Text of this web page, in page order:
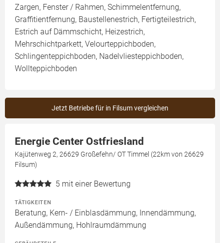
Zargen, Fenster / Rahmen, Schimmelentfernung,
Graffitientfernung, Baustellenestrich, Fertigteilestrich,
Estrich auf Dämmschicht, Heizestrich,
Mehrschichtparkett, Velourteppichboden,
Schlingenteppichboden, Nadelvliesteppichboden,
Wollteppichboden
Jetzt Betriebe für in Filsum vergleichen
Energie Center Ostfriesland
Kajütenweg 2, 26629 Großefehn/ OT Timmel (22km von 26629
Filsum)
5 mit einer Bewertung
TÄTIGKEITEN
Beratung, Kern- / Einblasdämmung, Innendämmung,
Außendämmung, Hohlraumdämmung